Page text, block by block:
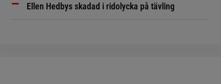
Ellen Hedbys skadad i ridolycka på tävling